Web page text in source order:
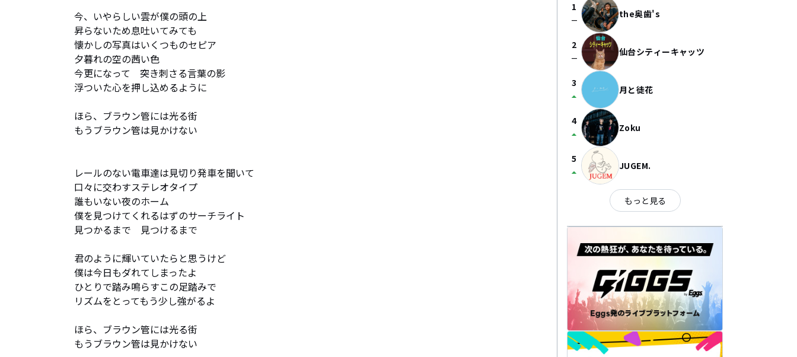
今、いやらしい雲が僕の頭の上
昇らないため息吐いてみても
懐かしの写真はいくつものセピア
夕暮れの空の茜い色
今更になって　突き刺さる言葉の影
浮ついた心を押し込めるように
ほら、ブラウン管には光る街
もうブラウン管は見かけない
レールのない電車達は見切り発車を聞いて
口々に交わすステレオタイプ
誰もいない夜のホーム
僕を見つけてくれるはずのサーチライト
見つかるまで　見つけるまで
君のように輝いていたらと思うけど
僕は今日もダれてしまったよ
ひとりで踏み鳴らすこの足踏みで
リズムをとってもう少し強がるよ
ほら、ブラウン管には光る街
もうブラウン管は見かけない
1
check_indeterminate_small the奥歯's
2
check_indeterminate_small 仙台シティーキャッツ
3
arrow_drop_up 月と徒花
4
arrow_drop_up Zoku
5
arrow_drop_up JUGEM.
もっと見る